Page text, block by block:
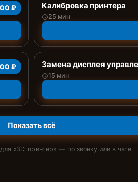
₽ Калибровка принтера
25 мин
₽ Замена дисплея
15 мин
Показать всё
«3D-принтер» — по звонку или в чате